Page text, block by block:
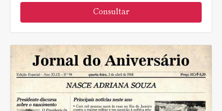
Consultar